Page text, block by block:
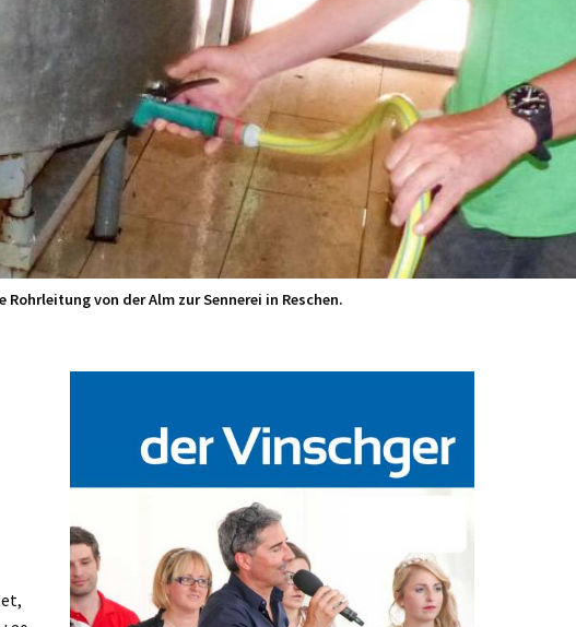
von der Alm zur Sennerei in Reschen.